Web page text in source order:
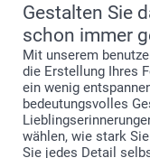
Gestalten Sie
schon immer
Mit unserem
die Erstellung Ihres
ein wenig
bedeutungsvolles
wählen, wie stark
Sie jedes Detail